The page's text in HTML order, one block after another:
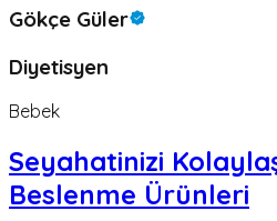
Gökçe Güler
Diyetisyen
Bebek
Seyahatinizi
Beslenme Ürünleri